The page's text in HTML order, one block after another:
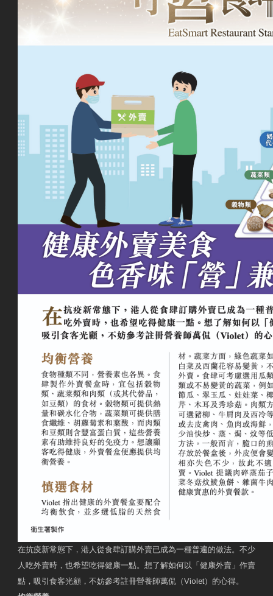
在抗疫新常態下，港人從食肆訂購外賣已成為一種普遍的做法。不少
人吃外賣時，也希望吃得健康一點。想了解如何以「健康外賣」作賣
點，吸引食客光顧，不妨參考註冊營養師萬侃（Violet）的心得。